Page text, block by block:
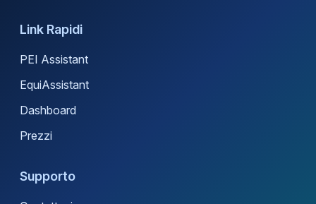
Link Rapidi
PEI Assistant
EquiAssistant
Dashboard
Prezzi
Supporto